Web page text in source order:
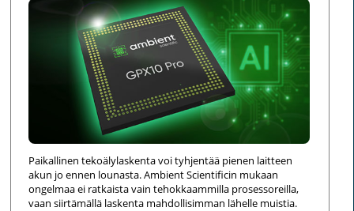
Paikallinen tekoälylaskenta voi tyhjentää pienen laitteen
akun jo ennen lounasta. Ambient Scientificin mukaan
ongelmaa ei ratkaista vain tehokkaammilla prosessoreilla,
vaan siirtämällä laskenta mahdollisimman lähelle muistia.